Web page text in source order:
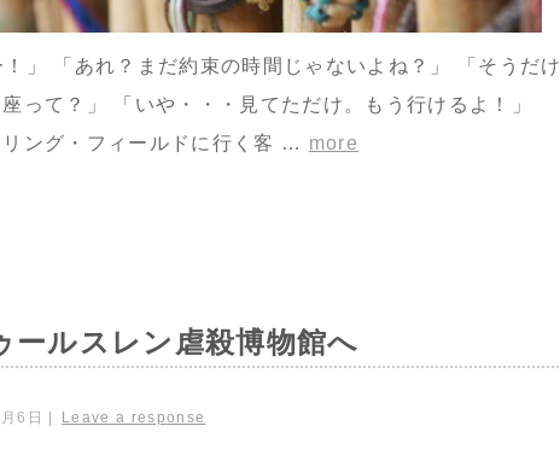
」 「あれ？まだ約束の時間じゃないよね？」 「そうだけ
って？」 「いや・・・見てただけ。もう行けるよ！」
リング・フィールドに行く客 … more
ールスレン虐殺博物館へ
6日 Leave a response